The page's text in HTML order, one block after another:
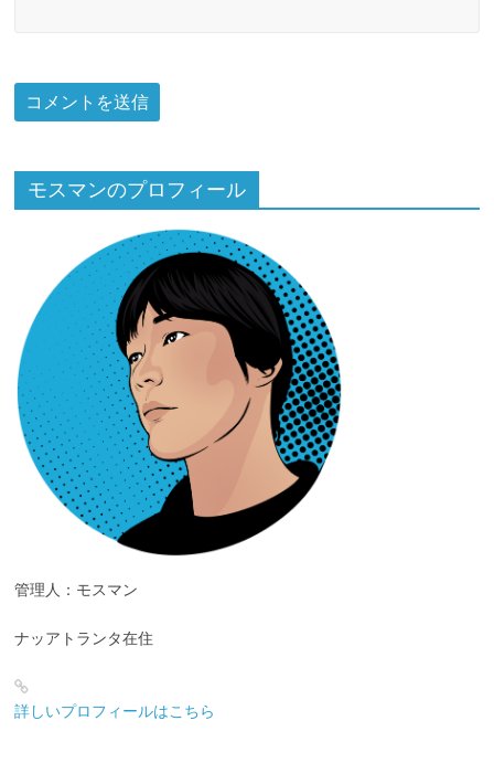
モスマンのプロフィール
管理人：モスマン
ナッアトランタ在住
詳しいプロフィールはこちら